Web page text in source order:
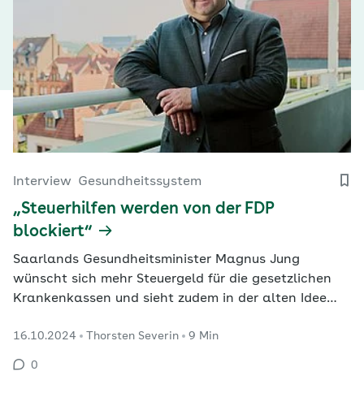
Interview Gesundheitssystem
„Steuerhilfen werden von der FDP
blockiert“
Saarlands Gesundheitsminister Magnus Jung
wünscht sich mehr Steuergeld für die gesetzlichen
Krankenkassen und sieht zudem in der alten Idee
Probleme. Mit der FDP im Bund geht der SPD-Politiker
hart ins Gericht.
16.10.2024 Thorsten Severin 9 Min
0